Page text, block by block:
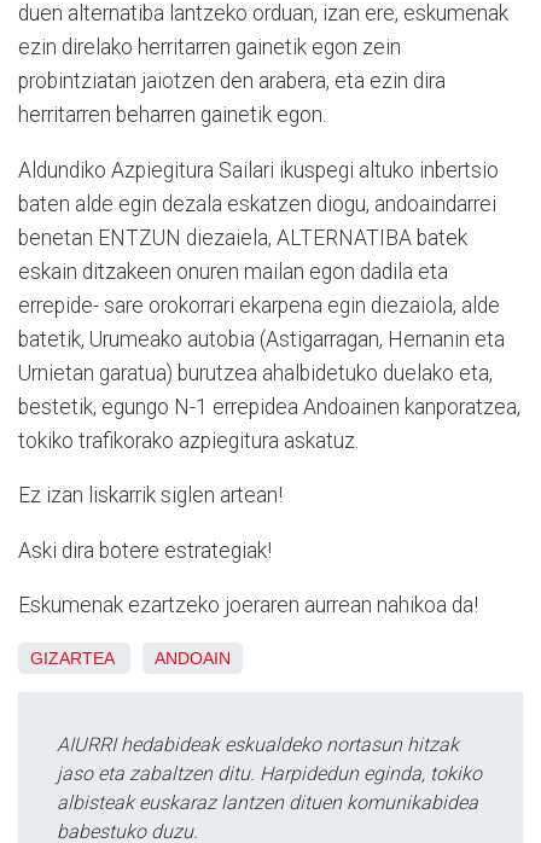
duen alternatiba lantzeko orduan, izan ere, eskumenak
ezin direlako herritarren gainetik egon zein
probintziatan jaiotzen den arabera, eta ezin dira
herritarren beharren gainetik egon.
Aldundiko Azpiegitura Sailari ikuspegi altuko inbertsio
baten alde egin dezala eskatzen diogu, andoaindarrei
benetan ENTZUN diezaiela, ALTERNATIBA batek
eskain ditzakeen onuren mailan egon dadila eta
errepide- sare orokorrari ekarpena egin diezaiola, alde
batetik, Urumeako autobia (Astigarragan, Hernanin eta
Urnietan garatua) burutzea ahalbidetuko duelako eta,
bestetik, egungo N-1 errepidea Andoainen kanporatzea,
tokiko trafikorako azpiegitura askatuz.
Ez izan liskarrik siglen artean!
Aski dira botere estrategiak!
Eskumenak ezartzeko joeraren aurrean nahikoa da!
GIZARTEA ANDOAIN
AIURRI hedabideak eskualdeko nortasun hitzak
jaso eta zabaltzen ditu. Harpidedun eginda, tokiko
albisteak euskaraz lantzen dituen komunikabidea
babestuko duzu.